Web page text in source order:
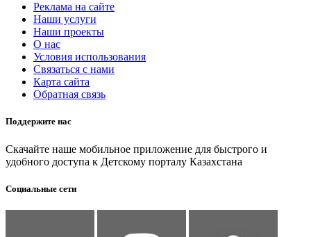
Реклама на сайте
Наши услуги
Наши проекты
О нас
Условия использования
Связаться с нами
Карта сайта
Обратная связь
Поддержите нас
Скачайте наше мобильное приложение для быстрого и
удобного доступа к Детскому порталу Казахстана
Социальные сети